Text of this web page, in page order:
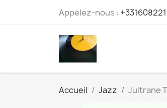
Appelez-nous :
Accueil Jazz Jultrane